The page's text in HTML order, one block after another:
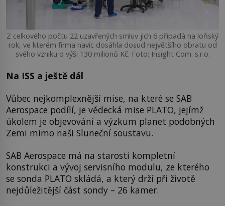
Z celkového počtu 22 uzavřených smluv jich 6 připadá na loňský
rok, ve kterém firma navíc dosáhla dosud největšího obratu od
svého vzniku o výši 130 milionů Kč. Foto: Insight Com. s.r.o.
Na ISS a ještě dál
Vůbec nejkomplexnější mise, na které se SAB
Aerospace podílí, je vědecká mise PLATO, jejímž
úkolem je objevování a výzkum planet podobných
Zemi mimo naši Sluneční soustavu.
SAB Aerospace má na starosti kompletní
konstrukci a vývoj servisního modulu, ze kterého
se sonda PLATO skládá, a který drží při životě
nejdůležitější část sondy – 26 kamer.